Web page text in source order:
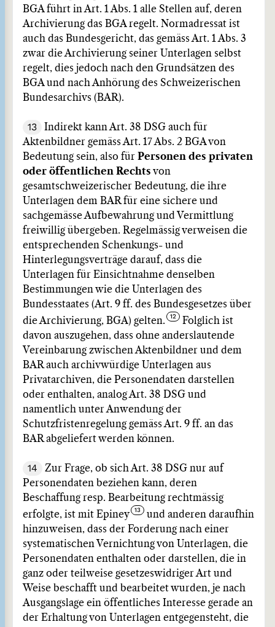
BGA führt in Art. 1 Abs. 1 alle Stellen auf, deren
Archivierung das BGA regelt. Normadressat ist
auch das Bundesgericht, das gemäss Art. 1 Abs. 3
zwar die Archivierung seiner Unterlagen selbst
regelt, dies jedoch nach den Grundsätzen des
BGA und nach Anhörung des Schweizerischen
Bundesarchivs (BAR).
13
Indirekt kann Art. 38 DSG auch für
Aktenbildner gemäss Art. 17 Abs. 2 BGA von
Bedeutung sein, also für Personen des privaten
oder öffentlichen Rechts von
gesamtschweizerischer Bedeutung, die ihre
Unterlagen dem BAR für eine sichere und
sachgemässe Aufbewahrung und Vermittlung
freiwillig übergeben. Regelmässig verweisen die
entsprechenden Schenkungs- und
Hinterlegungsverträge darauf, dass die
Unterlagen für Einsichtnahme denselben
Bestimmungen wie die Unterlagen des
Bundesstaates (Art. 9 ff. des Bundesgesetzes über
die Archivierung, BGA) gelten.
Folglich ist
davon auszugehen, dass ohne anderslautende
Vereinbarung zwischen Aktenbildner und dem
BAR auch archivwürdige Unterlagen aus
Privatarchiven, die Personendaten darstellen
oder enthalten, analog Art. 38 DSG und
namentlich unter Anwendung der
Schutzfristenregelung gemäss Art. 9 ff. an das
BAR abgeliefert werden können.
14
Zur Frage, ob sich Art. 38 DSG nur auf
Personendaten beziehen kann, deren
Beschaffung resp. Bearbeitung rechtmässig
erfolgte, ist mit Epiney
und anderen daraufhin
hinzuweisen, dass der Forderung nach einer
systematischen Vernichtung von Unterlagen, die
Personendaten enthalten oder darstellen, die in
ganz oder teilweise gesetzeswidriger Art und
Weise beschafft und bearbeitet wurden, je nach
Ausgangslage ein öffentliches Interesse gerade an
der Erhaltung von Unterlagen entgegensteht, die